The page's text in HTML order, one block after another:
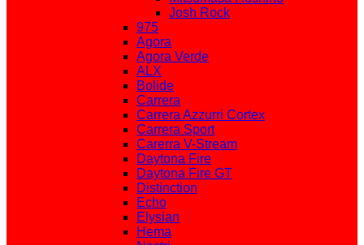
Josh Rock
975
Agora
Agora Verde
ALX
Bolide
Carrera
Carrera Azzurri Cortex
Carrera Sport
Carerra V-Stream
Daytona Fire
Daytona Fire GT
Distinction
Echo
Elysian
Hema